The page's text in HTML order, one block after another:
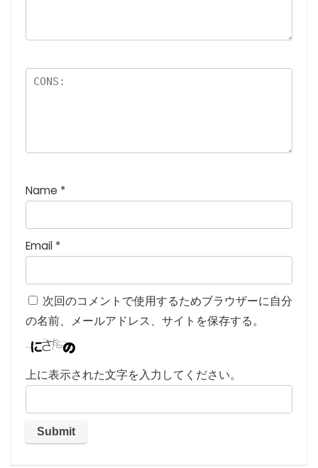
Name *
Email *
次回のコメントで使用するためブラウザーに自分
の名前、メールアドレス、サイトを保存する。
上に表示された文字を入力してください。